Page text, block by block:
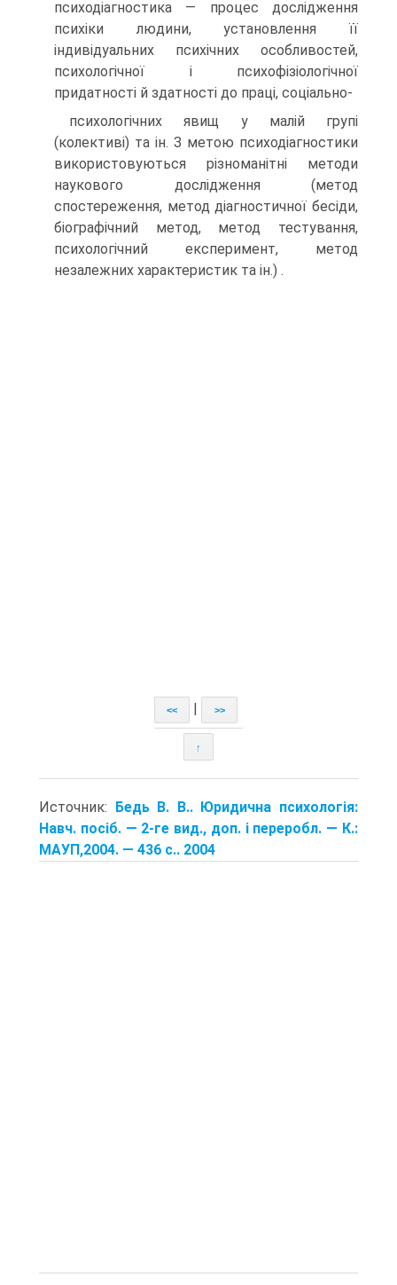
психодіагностика — процес дослідження
психіки людини, установлення її
індивідуальних психічних особливостей,
психологічної і психофізіологічної
придатності й здатності до праці, соціально-
психологічних явищ у малій групі
(колективі) та ін. З метою психодіагностики
використовуються різноманітні методи
наукового дослідження (метод
спостереження, метод діагностичної бесіди,
біографічний метод, метод тестування,
психологічний експеримент, метод
незалежних характеристик та ін.) .
<< >>
↑
Источник: Бедь В. В.. Юридична психологія:
Навч. посіб. — 2-ге вид., доп. і переробл. — К.:
МАУП,2004. — 436 с.. 2004